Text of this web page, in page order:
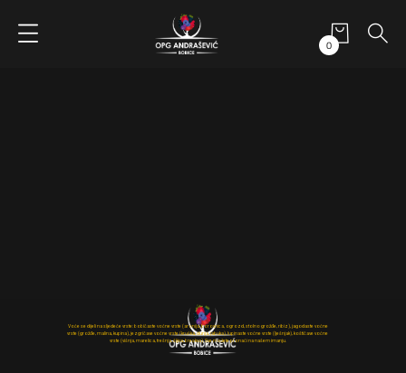
0
Voće se dijeli na sljedeće vrste: bobičaste voćne vrste (aronija, borovnica, ogrozd, stolno grožđe, ribiz), jagodaste voćne
vrste (grožđe, malina, kupina), jezgričave voćne vrste (kruška, dunja, jabuka), lupinaste voćne vrste (lješnjak), koštičave voćne
vrste (višnja, marelica, trešnja, šljiva, breskva). Sve možete pronaći na našem imanju.